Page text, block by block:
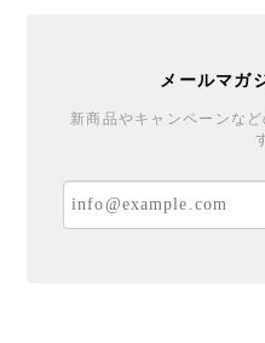
メールマガ
新商品やキャンペーンな